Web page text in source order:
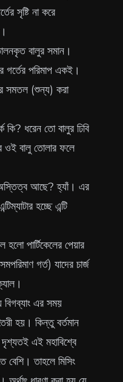
সৃষ্টি না করে
বালুর সমান।
গর্তের পরিমাপ একই।
সমতল (শুন্য) করা
ধরেন তো বালুর ঢিবি
ওই বালু তোলার ফলে
আছে? হ্যাঁ। এর
হচ্ছে এন্টি
হলো পার্টিকেলের পেয়ার
গর্ত) যাদের চার্জ
বিগব্যাং এর সময়
হয়। কিন্তু বর্তমান
এই মহাবিশ্বে
বেশি। তাহলে মিসিং